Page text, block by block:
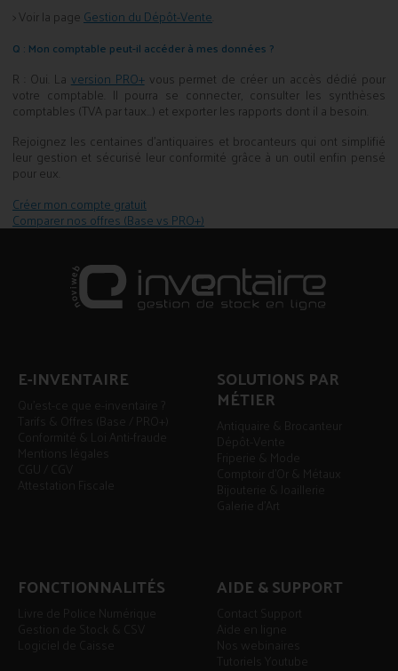
> Voir la pageGestion du Dépôt-Vente
Q : Mon comptable peut-il accéder à mes données ?
R : Oui. La version PRO+vous permet de créer un accès dédié pour
votre comptable. Il pourra se connecter, consulter les synthèses
comptables (TVA par taux...) et exporter les rapports dont il a besoin.
Rejoignez les centaines d'antiquaires et brocanteurs qui ont simplifié
leur gestion et sécurisé leur conformité grâce à un outil enfin pensé
pour eux.
Créer mon compte gratuit
Comparer nos offres (Base vs PRO+)
E-INVENTAIRE
Qu'est-ce que e-inventaire ?
Tarifs & Offres (Base / PRO+)
Conformité & Loi Anti-fraude
Mentions légales
Attestation Fiscale
SOLUTIONS PAR
MÉTIER
Antiquaire & Brocanteur
Dépôt-Vente
Comptoir d'Or & Métaux
Bijouterie & Joaillerie
Galerie d'Art
FONCTIONNALITÉS
Livre de Police Numérique
Gestion de Stock & CSV
AIDE & SUPPORT
Contact Support
Nos webinaires
Tutoriels Youtube